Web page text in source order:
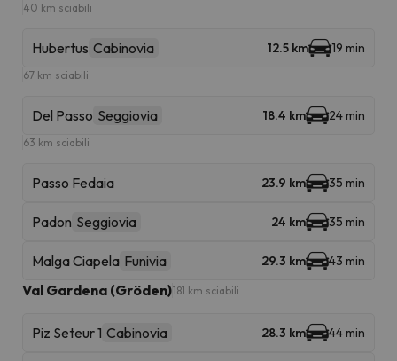
40 km sciabili
Hubertus Cabinovia 12.5 km 19 min
67 km sciabili
Del Passo Seggiovia 18.4 km 24 min
63 km sciabili
Passo Fedaia 23.9 km 35 min
Padon Seggiovia 24 km 35 min
Malga Ciapela Funivia 29.3 km 43 min
Val Gardena (Gröden)181 km sciabili
Piz Seteur 1 Cabinovia 28.3 km 44 min